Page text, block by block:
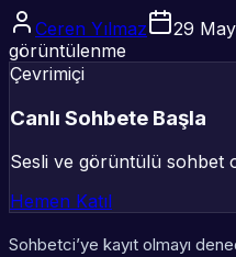
Ceren Yılmaz 29
görüntülenme
Çevrimiçi
Canlı Sohbete Başla
Sesli ve görüntülü sohbet
Hemen Katıl
Sohbetci’ye kayıt olmayı